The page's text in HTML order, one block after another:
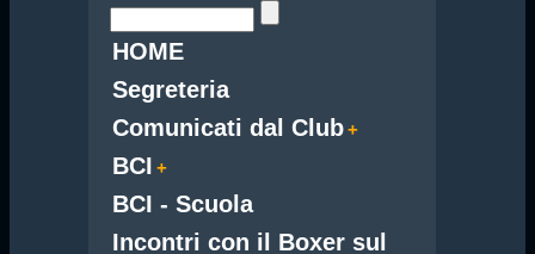
HOME
Segreteria
Comunicati dal Club
BCI
BCI - Scuola
Incontri con il Boxer sul